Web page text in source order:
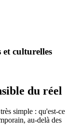
et culturelles
du réel
simple : qu'est-ce
au-delà des